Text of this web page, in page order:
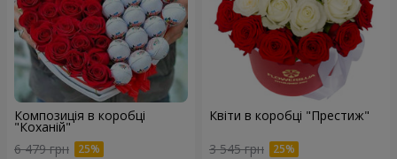
Композиція в коробці
"Коханій"
6 479 грн
Квіти в коробці "Престиж"
3 545 грн